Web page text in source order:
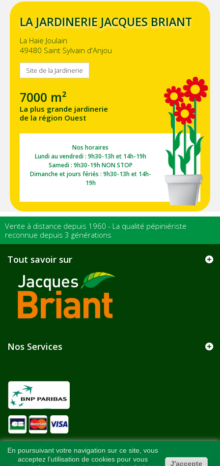
LA JARDINERIE JACQUES BRIANT
La Haie Joulain
49480 Saint Sylvain d'Anjou
Site de la Jardinerie
7000 m²
La plus grande jardinerie
de la région Ouest
Nos horaires
Lundi au vendredi : 9h30-13h et 14h-19h
Samedi : 9h30-19h NON STOP
Dimanche et jours fériés : 9h30-13h et 14h-
19h
Vente à distance depuis 1960 - La qualité pépiniériste
reconnue depuis 3 générations
Tout savoir sur
Nos Services
En poursuivant votre navigation sur ce site, vous
acceptez l’utilisation de cookies pour vous
J'accepte